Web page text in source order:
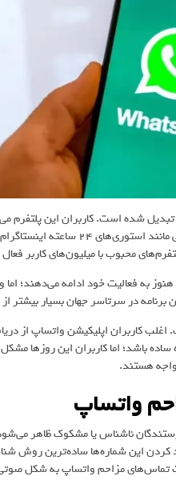
شده است. کاربران این پلتفرم
کنند، تماس تصویری بگیرند،
محبوب با میلیون‌های کاربر
هنوز به فعالیت خود ادامه می‌دهند؛
در سرتاسر جهان بسیار بیشتر
کاربران اپلیکیشن واتساپ از
باشد؛ اما کاربران این روزها
هستند.
واتساپ
ناشناس یا مشکوک ظاهر
کردن این شماره‌ها ساده‌ترین روش
تماس‌های مزاحم واتساپ به شکل صوتی